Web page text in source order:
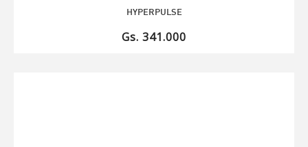
HYPERPULSE
Gs. 341.000